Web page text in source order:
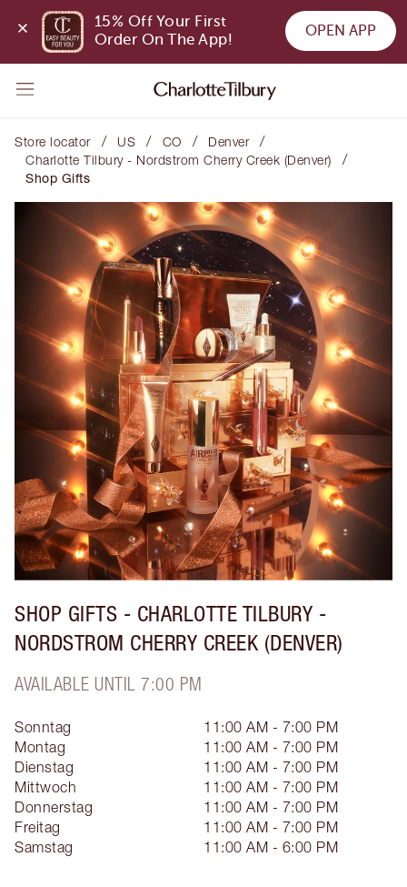
15% Off Your First
Order On The App!
OPEN APP
Store locator / US / CO / Denver /
Charlotte Tilbury - Nordstrom Cherry Creek (Denver) /
Shop Gifts
SHOP GIFTS - CHARLOTTE TILBURY -
NORDSTROM CHERRY CREEK (DENVER)
AVAILABLE UNTIL 7:00 PM
Sonntag
11:00 AM - 7:00 PM
Montag
11:00 AM - 7:00 PM
Dienstag
11:00 AM - 7:00 PM
Mittwoch
11:00 AM - 7:00 PM
Donnerstag
11:00 AM - 7:00 PM
Freitag
11:00 AM - 7:00 PM
Samstag
11:00 AM - 6:00 PM